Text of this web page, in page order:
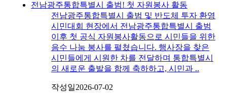
전남광주통합특별시 출범! 첫 자원봉사 활동
전남광주통합특별시 출범 및 반도체 투자 환영
시민대회 현장에서 전남광주통합특별시 출범
이후 첫 공식 자원봉사활동으로 시민들을 위한
음수 나눔 봉사를 펼쳤습니다. 행사장을 찾은
시민들에게 시원한 차를 전달하며 통합특별시
의 새로운 출발을 함께 축하하고, 시민과 ..
작성일2026-07-02